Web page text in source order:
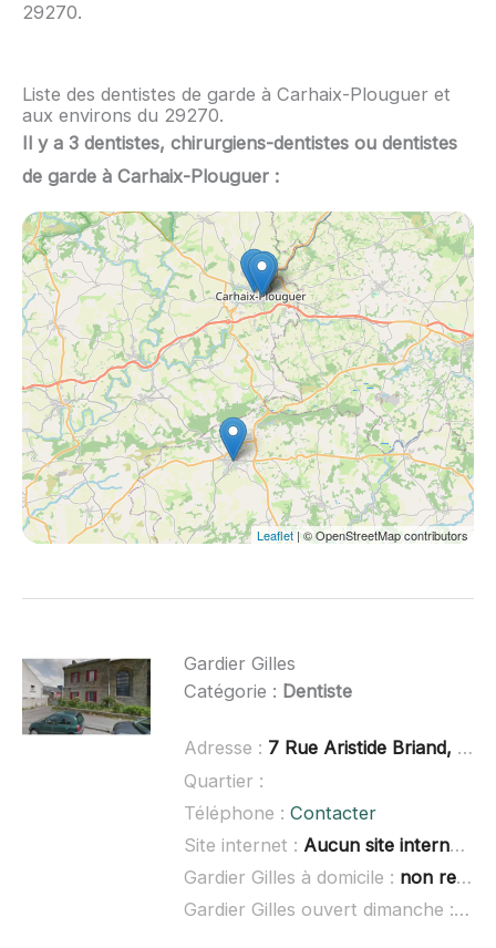
29270.
Liste des dentistes de garde à Carhaix-Plouguer et
aux environs du 29270.
Il y a 3 dentistes, chirurgiens-dentistes ou dentistes
de garde à Carhaix-Plouguer :
Leaflet | © OpenStreetMap contributors
Gardier Gilles
Catégorie : Dentiste
Adresse : 7 Rue Aristide Briand, 29270 Carhaix-Plouguer
Quartier :
Téléphone : Contacter
Site internet : Aucun site internet connu
Gardier Gilles à domicile : non renseigné
Gardier Gilles ouvert dimanche :